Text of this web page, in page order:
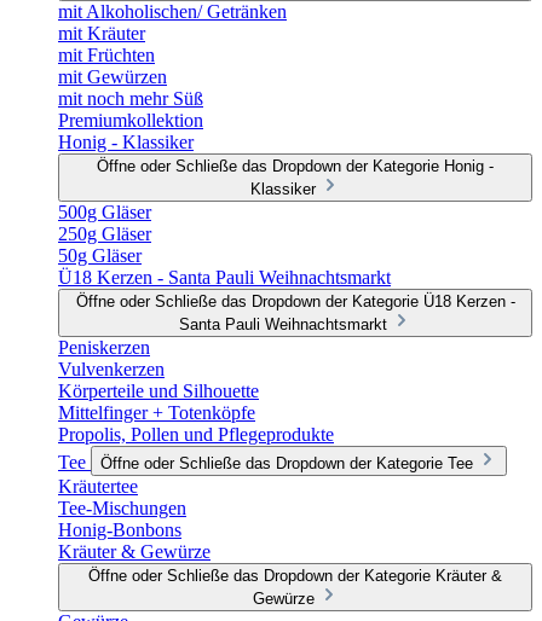
mit Alkoholischen/ Getränken
mit Kräuter
mit Früchten
mit Gewürzen
mit noch mehr Süß
Premiumkollektion
Honig - Klassiker
Öffne oder Schließe das Dropdown der Kategorie Honig -
Klassiker
500g Gläser
250g Gläser
50g Gläser
Ü18 Kerzen - Santa Pauli Weihnachtsmarkt
Öffne oder Schließe das Dropdown der Kategorie Ü18 Kerzen -
Santa Pauli Weihnachtsmarkt
Peniskerzen
Vulvenkerzen
Körperteile und Silhouette
Mittelfinger + Totenköpfe
Propolis, Pollen und Pflegeprodukte
Tee
Öffne oder Schließe das Dropdown der Kategorie Tee
Kräutertee
Tee-Mischungen
Honig-Bonbons
Kräuter & Gewürze
Öffne oder Schließe das Dropdown der Kategorie Kräuter &
Gewürze